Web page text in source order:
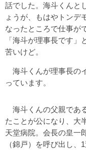
話でした。海斗くんと
ょうが、もはやトンデ
なったところで仕事が
「海斗が理事長です」
苦いけど。
海斗くんが理事長の
っています。
海斗くんの父親であ
たことが公になり、大
天堂病院。会長の皇一
（錦戸）を呼び出し